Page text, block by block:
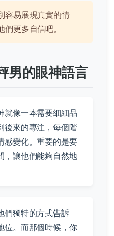
容易展現真實的情
更多自信吧。
男的眼神語言
就像一本需要細細品
後來的專注，每個階
感變化。重要的是要
，讓他們能夠自然地
們獨特的方式告訴
位。而那個時候，你